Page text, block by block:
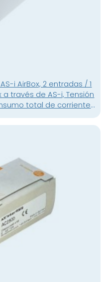
i AirBox, 2 entradas / 1
través de AS-i, Tensión
total de corriente
de 5/2 vías (libre
de 5/2 vías libre
S-3.F.F , Homologación
en combinación con
E7000A o
de la carcasa: PA POM
superficie niquelada y